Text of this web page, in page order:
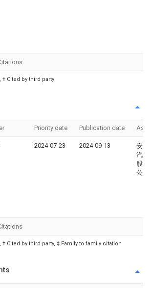
† Cited by third party
Priority date Publication date
2024-07-23 2024-09-13
安徽
汽车
股份
公司
† Cited by third party, ‡ Family to family citation